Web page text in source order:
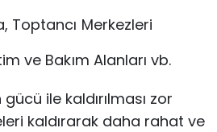
Toptancı Merkezleri
ve Bakım Alanları vb.
ile kaldırılması zor
kaldırarak daha rahat ve